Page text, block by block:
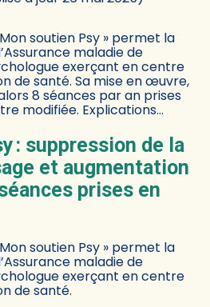
soutien Psy » permet la
maladie de
exerçant en centre
de santé. Sa mise en œuvre,
8 séances par an prises
modifiée. Explications…
: suppression de la
et augmentation
prises en
soutien Psy » permet la
maladie de
exerçant en centre
de santé.